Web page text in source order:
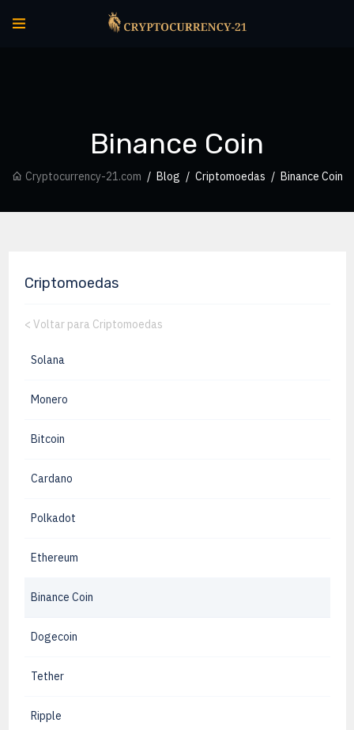
Binance Coin
Cryptocurrency-21.com Blog Criptomoedas Binance Coin
Criptomoedas
< Voltar para Criptomoedas
Solana
Monero
Bitcoin
Cardano
Polkadot
Ethereum
Binance Coin
Dogecoin
Tether
Ripple